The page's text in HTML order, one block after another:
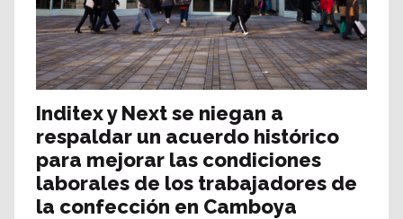
Inditex y Next se niegan a
respaldar un acuerdo histórico
para mejorar las condiciones
laborales de los trabajadores de
la confección en Camboya